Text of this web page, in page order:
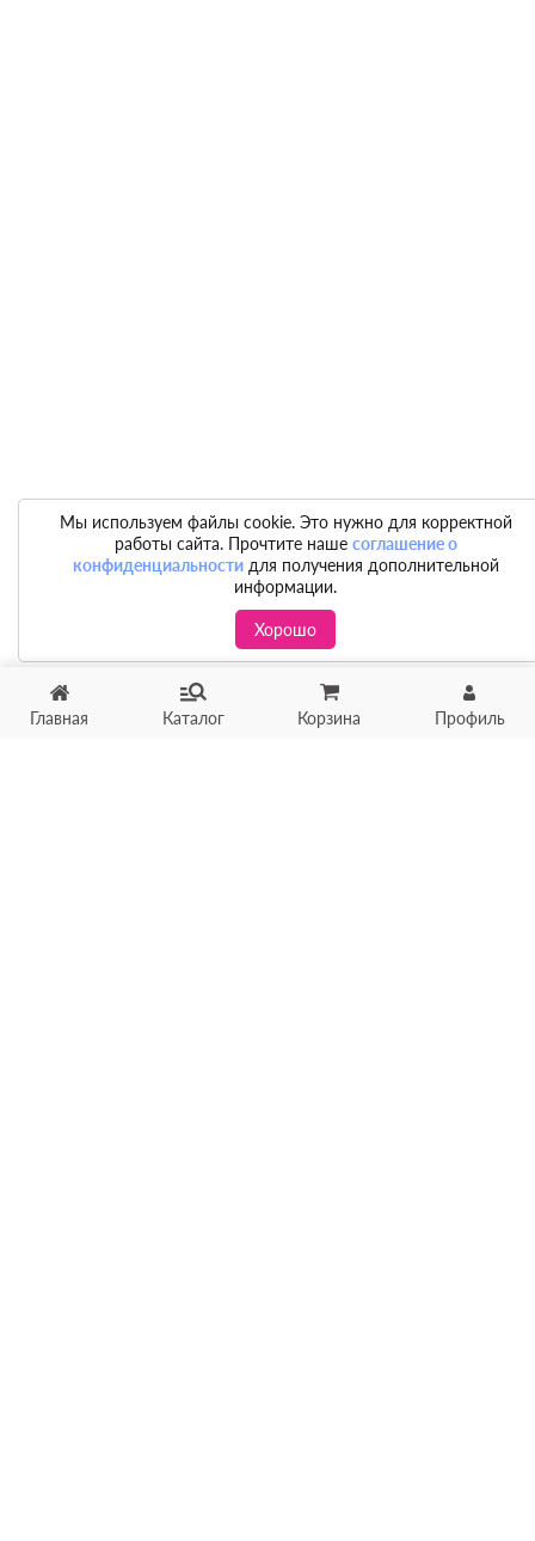
Главная Каталог Корзина Профиль
Мы используем файлы cookie. Это нужно для корректной
работы сайта. Прочтите наше соглашение о
конфиденциальностидля получения дополнительной
информации.
Хорошо